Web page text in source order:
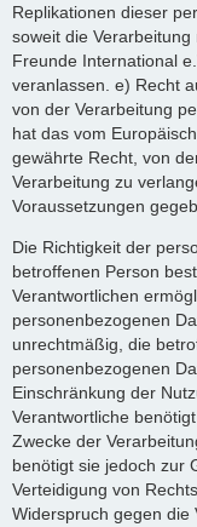
Replikationen dieser
soweit die
Freunde International
veranlassen. e) Recht
von der Verarbeitung
hat das vom
gewährte Recht, von
Verarbeitung zu
Voraussetzungen
Die Richtigkeit der
betroffenen Person
Verantwortlichen
personenbezogenen
unrechtmäßig, die
personenbezogenen
Einschränkung der
Verantwortliche
Zwecke der
benötigt sie jedoch zur
Verteidigung von
Widerspruch gegen die